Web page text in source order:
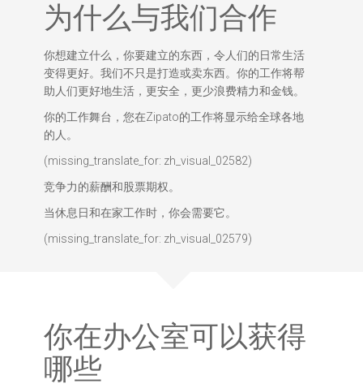
为什么与我们合作
你想建立什么，你要建立的东西，令人们的日常生活
变得更好。我们不只是打造或卖东西。你的工作将帮
助人们更好地生活，更安全，更少浪费精力和金钱。
你的工作舞台，您在Zipato的工作将显示给全球各地
的人。
(missing_translate_for: zh_visual_02582)
竞争力的薪酬和股票期权。
当休息日和在家工作时，你会需要它。
(missing_translate_for: zh_visual_02579)
你在办公室可以获得
哪些